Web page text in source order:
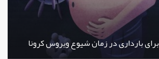
بارداری در زمان شیوع ویروس کرونا